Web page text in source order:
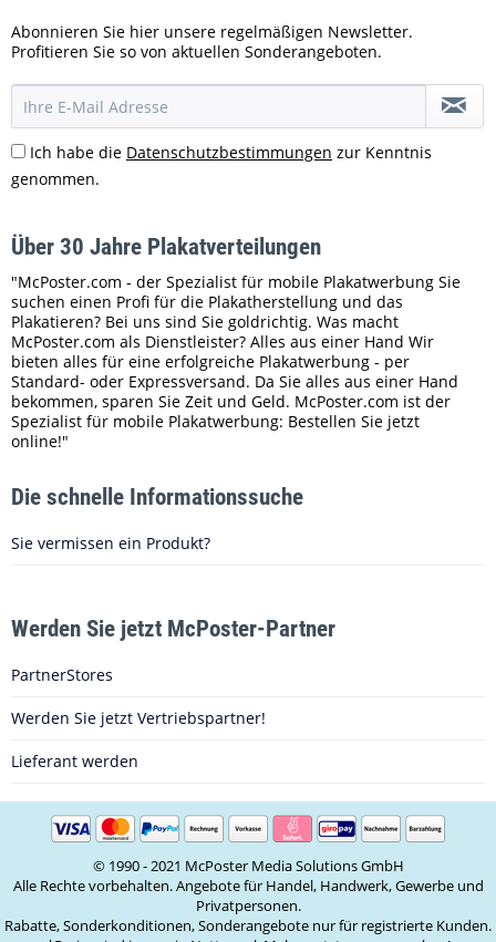
Abonnieren Sie hier unsere regelmäßigen Newsletter.
Profitieren Sie so von aktuellen Sonderangeboten.
Ich habe die Datenschutzbestimmungen zur Kenntnis
genommen.
Über 30 Jahre Plakatverteilungen
"McPoster.com - der Spezialist für mobile Plakatwerbung Sie
suchen einen Profi für die Plakatherstellung und das
Plakatieren? Bei uns sind Sie goldrichtig. Was macht
McPoster.com als Dienstleister? Alles aus einer Hand Wir
bieten alles für eine erfolgreiche Plakatwerbung - per
Standard- oder Expressversand. Da Sie alles aus einer Hand
bekommen, sparen Sie Zeit und Geld. McPoster.com ist der
Spezialist für mobile Plakatwerbung: Bestellen Sie jetzt
online!"
Die schnelle Informationssuche
Sie vermissen ein Produkt?
Werden Sie jetzt McPoster-Partner
PartnerStores
Werden Sie jetzt Vertriebspartner!
Lieferant werden
© 1990 - 2021 McPoster Media Solutions GmbH
Alle Rechte vorbehalten. Angebote für Handel, Handwerk, Gewerbe und
Privatpersonen.
Rabatte, Sonderkonditionen, Sonderangebote nur für registrierte Kunden.